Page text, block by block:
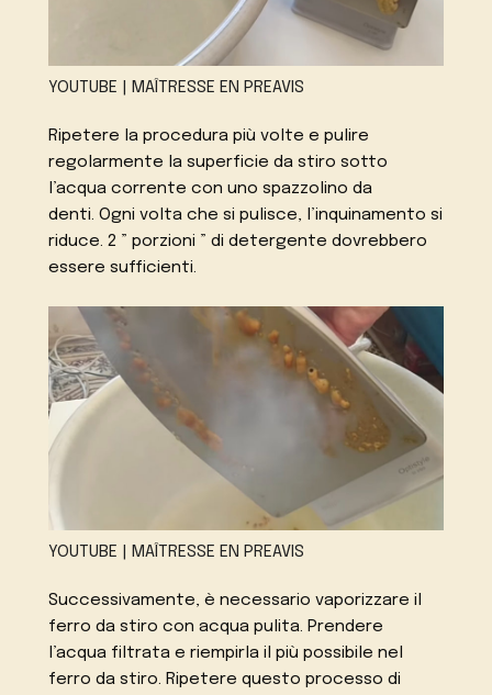
YOUTUBE | MAÎTRESSE EN PREAVIS
Ripetere la procedura più volte e pulire
regolarmente la superficie da stiro sotto
l’acqua corrente con uno spazzolino da
denti. Ogni volta che si pulisce, l’inquinamento si
riduce. 2 ” porzioni ” di detergente dovrebbero
essere sufficienti.
YOUTUBE | MAÎTRESSE EN PREAVIS
Successivamente, è necessario vaporizzare il
ferro da stiro con acqua pulita. Prendere
l’acqua filtrata e riempirla il più possibile nel
ferro da stiro. Ripetere questo processo di